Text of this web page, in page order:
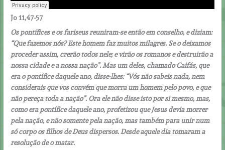
Jo 11,47-57
Os pontífices e os fariseus reuniram-se então em conselho, e diziam:
“Que fazemos nós? Este homem faz muitos milagres. Se o deixamos
proceder assim, crerão todos nele; e virão os romanos e destruirão a
nossa cidade e a nossa nação”. Mas um deles, chamado Caifás, que
era o pontífice daquele ano, disse-lhes: “Vós não sabeis nada, nem
considerais que vos convém que morra um homem pelo povo, e que
não pereça toda a nação”. Ora ele não disse isto por si mesmo, mas,
como era pontífice daquele ano, profetizou que Jesus devia morrer
pela nação, e não somente pela nação, mas também para unir num
só corpo os filhos de Deus dispersos. Desde aquele dia tomaram a
resolução de o matar.